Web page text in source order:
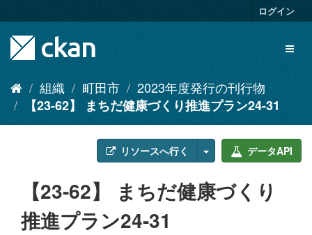
キ
ログイン
組織 町田市
2023年度発行の刊行物
【23-62】 まちだ健康づくり推進プラン24-31
リソースへ行く データAPI
【23-62】 まちだ健康づくり
推進プラン24-31